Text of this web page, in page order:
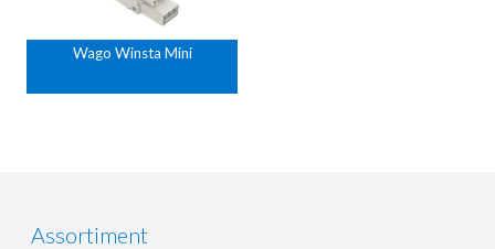
Wago Winsta Mini
Assortiment